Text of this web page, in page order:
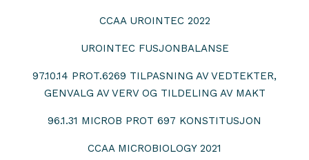
CCAA UROINTEC 2022
UROINTEC FUSJONBALANSE
97.10.14 PROT.6269 TILPASNING AV VEDTEKTER,
GENVALG AV VERV OG TILDELING AV MAKT
96.1.31 MICROB PROT 697 KONSTITUSJON
CCAA MICROBIOLOGY 2021